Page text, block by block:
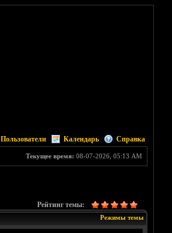
Пользователи Календарь Справка
Текущее время: 08-07-2026, 05:13 AM
Рейтинг темы:
Режимы темы